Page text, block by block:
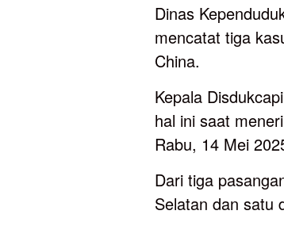
Dinas
mencatat tiga
China.
Kepala
hal ini saat
Rabu, 14 Mei
Dari tiga
Selatan dan satu